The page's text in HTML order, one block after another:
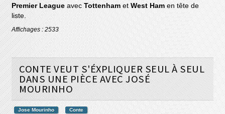
Premier League avecTottenhametWest Ham en tête de
liste.
Affichages : 2533
CONTE VEUT S'ÉXPLIQUER SEUL À SEUL
DANS UNE PIÈCE AVEC JOSÉ
MOURINHO
Jose Mourinho Conte